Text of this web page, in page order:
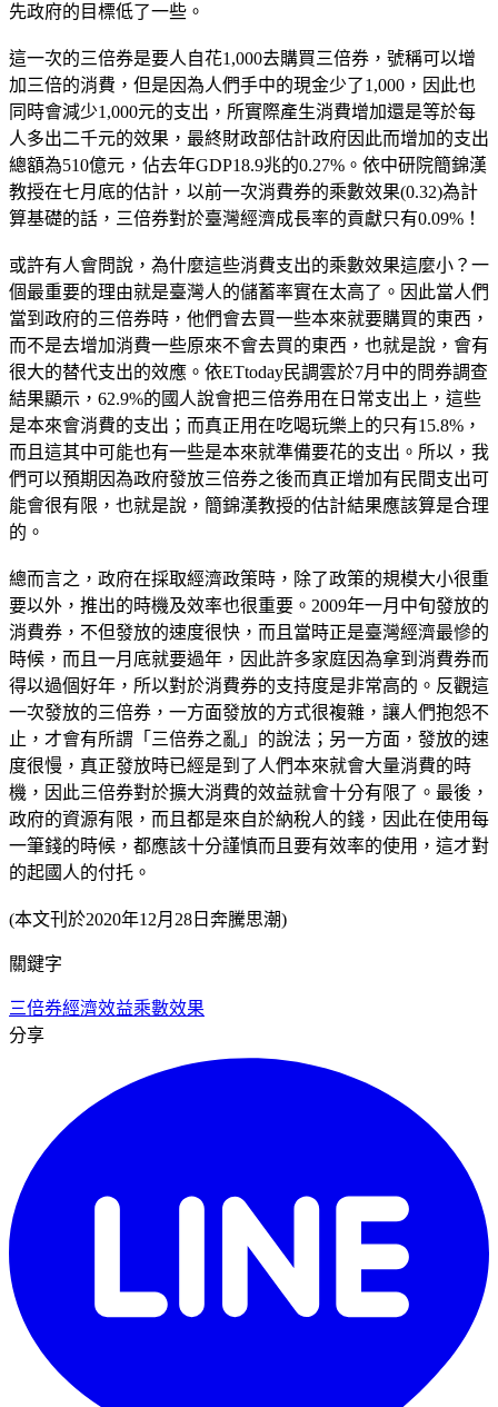
先政府的目標低了一些。
這一次的三倍券是要人自花1,000去購買三倍券，號稱可以增
加三倍的消費，但是因為人們手中的現金少了1,000，因此也
同時會減少1,000元的支出，所實際產生消費增加還是等於每
人多出二千元的效果，最終財政部估計政府因此而增加的支出
總額為510億元，佔去年GDP18.9兆的0.27%。依中研院簡錦漢
教授在七月底的估計，以前一次消費券的乘數效果(0.32)為計
算基礎的話，三倍券對於臺灣經濟成長率的貢獻只有0.09%！
或許有人會問說，為什麼這些消費支出的乘數效果這麼小？一
個最重要的理由就是臺灣人的儲蓄率實在太高了。因此當人們
當到政府的三倍券時，他們會去買一些本來就要購買的東西，
而不是去增加消費一些原來不會去買的東西，也就是說，會有
很大的替代支出的效應。依ETtoday民調雲於7月中的問券調查
結果顯示，62.9%的國人說會把三倍券用在日常支出上，這些
是本來會消費的支出；而真正用在吃喝玩樂上的只有15.8%，
而且這其中可能也有一些是本來就準備要花的支出。所以，我
們可以預期因為政府發放三倍券之後而真正增加有民間支出可
能會很有限，也就是說，簡錦漢教授的估計結果應該算是合理
的。
總而言之，政府在採取經濟政策時，除了政策的規模大小很重
要以外，推出的時機及效率也很重要。2009年一月中旬發放的
消費券，不但發放的速度很快，而且當時正是臺灣經濟最慘的
時候，而且一月底就要過年，因此許多家庭因為拿到消費券而
得以過個好年，所以對於消費券的支持度是非常高的。反觀這
一次發放的三倍券，一方面發放的方式很複雜，讓人們抱怨不
止，才會有所謂「三倍券之亂」的說法；另一方面，發放的速
度很慢，真正發放時已經是到了人們本來就會大量消費的時
機，因此三倍券對於擴大消費的效益就會十分有限了。最後，
政府的資源有限，而且都是來自於納稅人的錢，因此在使用每
一筆錢的時候，都應該十分謹慎而且要有效率的使用，這才對
的起國人的付托。
(本文刊於2020年12月28日奔騰思潮)
關鍵字
三倍券經濟效益乘數效果
分享